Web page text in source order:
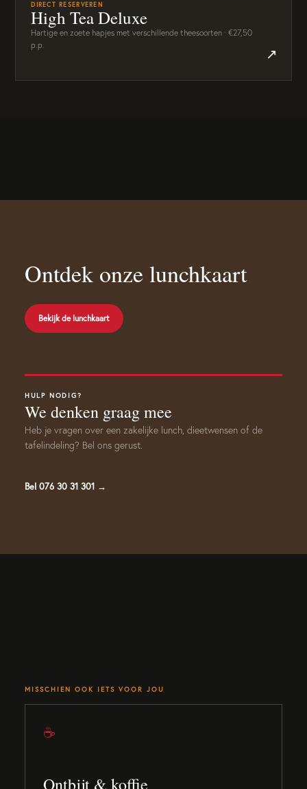
DIRECT RESERVEREN
High Tea Deluxe
Hartige en zoete hapjes met verschillende theesoorten · €27,50
p.p.
↗
Ontdek onze lunchkaart
Bekijk de lunchkaart
HULP NODIG?
We denken graag mee
Heb je vragen over een zakelijke lunch, dieetwensen of de
tafelindeling? Bel ons gerust.
Bel 076 30 31 301 →
MISSCHIEN OOK IETS VOOR JOU
☕
Ontbijt & koffie